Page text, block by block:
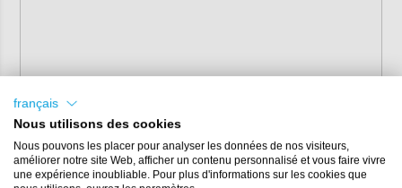
français
Nous utilisons des cookies
Nous pouvons les placer pour analyser les données de nos visiteurs,
améliorer notre site Web, afficher un contenu personnalisé et vous faire vivre
une expérience inoubliable. Pour plus d'informations sur les cookies que